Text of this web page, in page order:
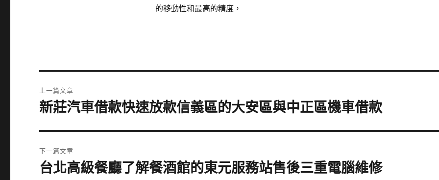
的移動性和最高的精度，
章
上一篇文章
上
篇
文
章:
新莊汽車借款快速放款信義區的大安區與中正區機車借款
下一篇文章
下
台北高級餐廳了解餐酒館的東元服務站售後三重電腦維修